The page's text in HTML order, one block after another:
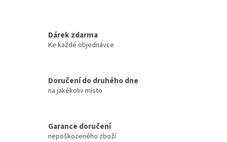
Dárek zdarma
Ke každé objednávce
Doručení do druhého dne
na jakékoliv místo
Garance doručení
nepoškozeného zboží